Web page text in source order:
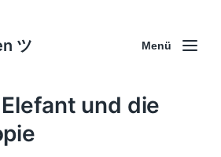
ツ Menü
und die